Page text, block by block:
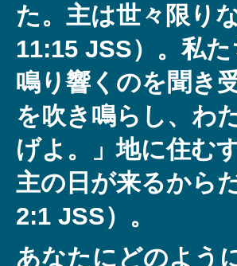
た。主は世々限り
11:15 JSS）。私
鳴り響くのを聞き
を吹き鳴らし、わ
げよ。」地に住む
主の日が来るから
2:1 JSS）。
あなたにどのよう